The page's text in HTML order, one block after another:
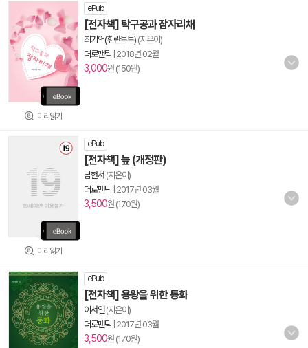
미리읽기
ePub
[전자책] 탁구공과 잠자리채
최기억(휘란투투) (지은이)
더로맨틱 2018년 02월
3,000원 (150원)
미리읽기
ePub
[전자책] 늪 (개정판)
남현서 (지은이)
더로맨틱 2017년 03월
3,500원 (170원)
ePub
[전자책] 용왕을 위한 동화
이서연(지은이)
더로맨틱 2017년 03월
3,500원 (170원)